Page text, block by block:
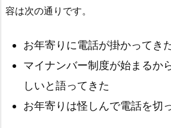
容は次の通りです。
お年寄りに電話が掛かってき
マイナンバー制度が始まるか
しいと語ってきた
お年寄りは怪しんで電話を切